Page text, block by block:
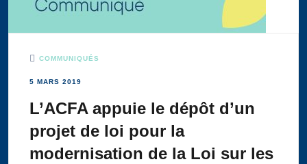
COMMUNIQUÉS
5 MARS 2019
L’ACFA appuie le dépôt d’un
projet de loi pour la
modernisation de la Loi sur les